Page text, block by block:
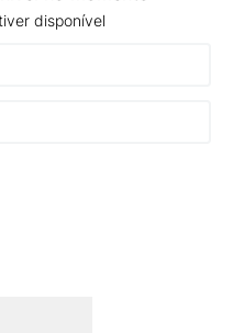
disponível